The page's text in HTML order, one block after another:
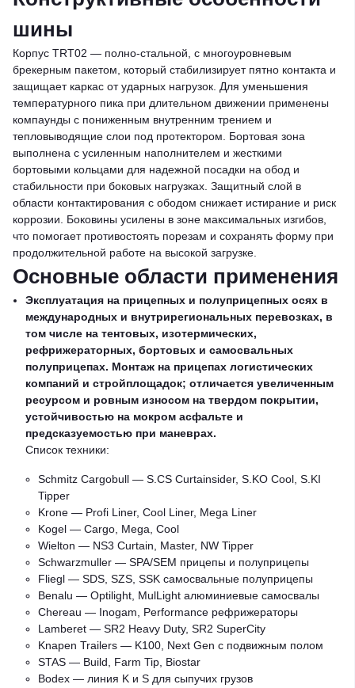
шины
Корпус TRT02 — полно-стальной, с многоуровневым
брекерным пакетом, который стабилизирует пятно контакта и
защищает каркас от ударных нагрузок. Для уменьшения
температурного пика при длительном движении применены
компаунды с пониженным внутренним трением и
тепловыводящие слои под протектором. Бортовая зона
выполнена с усиленным наполнителем и жесткими
бортовыми кольцами для надежной посадки на обод и
стабильности при боковых нагрузках. Защитный слой в
области контактирования с ободом снижает истирание и риск
коррозии. Боковины усилены в зоне максимальных изгибов,
что помогает противостоять порезам и сохранять форму при
продолжительной работе на высокой загрузке.
Основные области применения
Эксплуатация на прицепных и полуприцепных осях в
международных и внутрирегиональных перевозках, в
том числе на тентовых, изотермических,
рефрижераторных, бортовых и самосвальных
полуприцепах. Монтаж на прицепах логистических
компаний и стройплощадок; отличается увеличенным
ресурсом и ровным износом на твердом покрытии,
устойчивостью на мокром асфальте и
предсказуемостью при маневрах.
Список техники:
Schmitz Cargobull — S.CS Curtainsider, S.KO Cool, S.KI
Tipper
Krone — Profi Liner, Cool Liner, Mega Liner
Kogel — Cargo, Mega, Cool
Wielton — NS3 Curtain, Master, NW Tipper
Schwarzmuller — SPA/SEM прицепы и полуприцепы
Fliegl — SDS, SZS, SSK самосвальные полуприцепы
Benalu — Optilight, MulLight алюминиевые самосвалы
Chereau — Inogam, Performance рефрижераторы
Lamberet — SR2 Heavy Duty, SR2 SuperCity
Knapen Trailers — K100, Next Gen с подвижным полом
STAS — Build, Farm Tip, Biostar
Bodex — линия K и S для сыпучих грузов